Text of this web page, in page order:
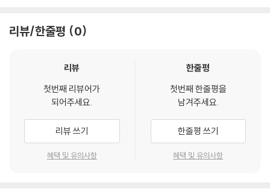
경 정책을 실행하기 어렵다. 기업은 단기 이익에 급급하여 장기적이고 윤
다고 주장한다. 그것은 자본주의와 성장주의, 인간중심주의, 과학기술낙
관주의 등이다. 또 그로부터 빚어지는 삶의 형태들 육식과 소비주의 등이
다. 곧 이 목소리들은 여러 방식의 ‘탈’(脫, post)이 절대적으로 필요하다
“개인이 더 좋은 사람이 되는 것만으로는 현대 세계가 직면한 매우 복잡한
리뷰/한줄평 0
리뷰
첫번째 리뷰어가
되어주세요.
리뷰 쓰기
혜택 및 유의사항
한줄평
첫번째 한줄평을
남겨주세요.
한줄평 쓰기
혜택 및 유의사항